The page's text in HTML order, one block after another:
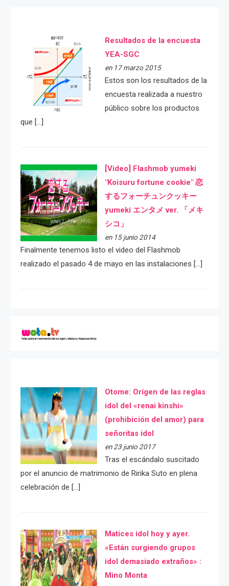
Resultados de la encuesta
YEA-SGC
en 17 marzo 2015
Estos son los resultados de la
encuesta realizada a nuestro
público sobre los productos
que […]
[Video] Flashmob yumeki
"Koisuru fortune cookie" 恋
するフォーチュンクッキー
yumeki エンタメ ver. 「メキ
シコ」
en 15 junio 2014
Finalmente tenemos listo el video del Flashmob
realizado el pasado 4 de mayo en las instalaciones […]
Otome: Orígen de las reglas
idol del «renai kinshi»
(prohibición del amor) para
señoritas idol
en 23 junio 2017
Tras el escándalo suscitado
por el anuncio de matrimonio de Ririka Suto en plena
celebración de […]
Matices idol hoy y ayer.
«Están surgiendo grupos
idol demasiado extraños» :
Mino Monta